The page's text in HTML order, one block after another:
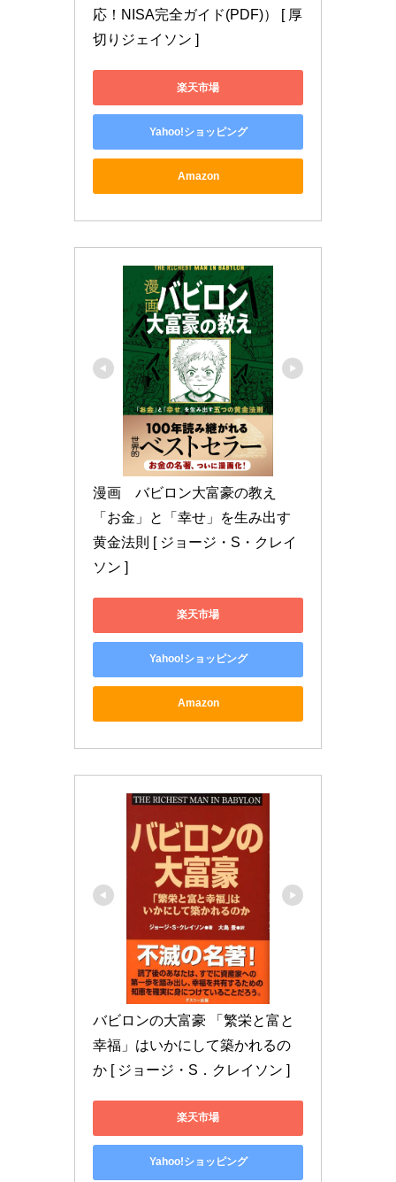
応！NISA完全ガイド(PDF)） [ 厚
切りジェイソン ]
楽天市場
Yahoo!ショッピング
Amazon
漫画　バビロン大富豪の教え
「お金」と「幸せ」を生み出す
黄金法則 [ ジョージ・S・クレイ
ソン ]
楽天市場
Yahoo!ショッピング
Amazon
バビロンの大富豪 「繁栄と富と
幸福」はいかにして築かれるの
か [ ジョージ・S．クレイソン ]
楽天市場
Yahoo!ショッピング